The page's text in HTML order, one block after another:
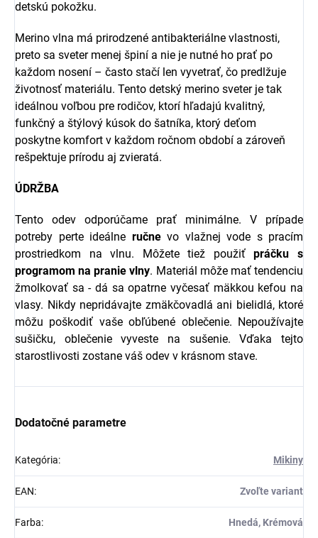
detskú pokožku.
Merino vlna má prirodzené antibakteriálne vlastnosti,
preto sa sveter menej špiní a nie je nutné ho prať po
každom nosení – často stačí len vyvetrať, čo predlžuje
životnosť materiálu. Tento detský merino sveter je tak
ideálnou voľbou pre rodičov, ktorí hľadajú kvalitný,
funkčný a štýlový kúsok do šatníka, ktorý deťom
poskytne komfort v každom ročnom období a zároveň
rešpektuje prírodu aj zvieratá.
ÚDRŽBA
Tento odev odporúčame prať minimálne. V prípade
potreby perte ideálne ručnevo vlažnej vode s pracím
prostriedkom na vlnu. Môžete tiež použiťpráčku s
programom na pranie vlny. Materiál môže mať tendenciu
žmolkovať sa - dá sa opatrne vyčesať mäkkou kefou na
vlasy. Nikdy nepridávajte zmäkčovadlá ani bielidlá, ktoré
môžu poškodiť vaše obľúbené oblečenie. Nepoužívajte
sušičku, oblečenie vyveste na sušenie. Vďaka tejto
starostlivosti zostane váš odev v krásnom stave.
Dodatočné parametre
Kategória: Mikiny
EAN: Zvoľte variant
Farba: Hnedá, Krémová